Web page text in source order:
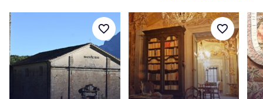
favorite_border favorite_border